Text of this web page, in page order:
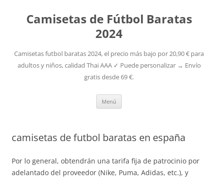
Camisetas de Fútbol Baratas
2024
Camisetas futbol baratas 2024, el precio más bajo por 20,90 € para
adultos y niños, calidad Thai AAA ✓ Puede personalizar → Envío
gratis desde 69 €.
Menú
camisetas de futbol baratas en españa
Por lo general, obtendrán una tarifa fija de patrocinio por
adelantado del proveedor (Nike, Puma, Adidas, etc.), y